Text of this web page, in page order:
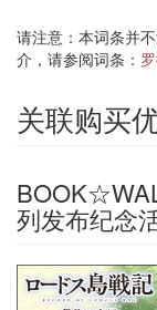
请注意：本词条并
介，请参阅词条：
关联购买
列发布纪念